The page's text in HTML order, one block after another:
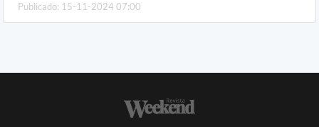
Publicado: 15-11-2024 07:00